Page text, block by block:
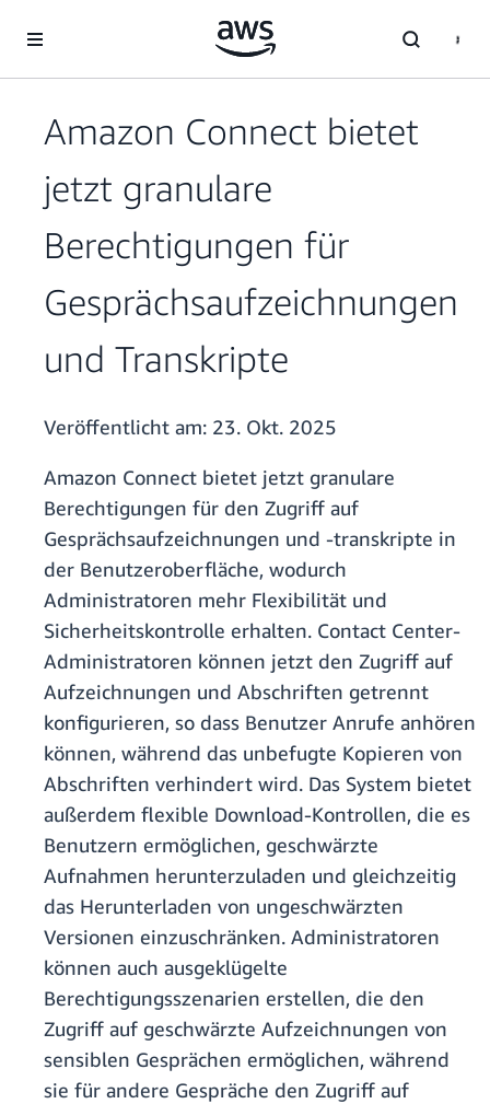
Überspringen zum Hauptinhalt
Amazon Connect bietet
jetzt granulare
Berechtigungen für
Gesprächsaufzeichnungen
und Transkripte
Veröffentlicht am: 23. Okt. 2025
Amazon Connect bietet jetzt granulare
Berechtigungen für den Zugriff auf
Gesprächsaufzeichnungen und -transkripte in
der Benutzeroberfläche, wodurch
Administratoren mehr Flexibilität und
Sicherheitskontrolle erhalten. Contact Center-
Administratoren können jetzt den Zugriff auf
Aufzeichnungen und Abschriften getrennt
konfigurieren, so dass Benutzer Anrufe anhören
können, während das unbefugte Kopieren von
Abschriften verhindert wird. Das System bietet
außerdem flexible Download-Kontrollen, die es
Benutzern ermöglichen, geschwärzte
Aufnahmen herunterzuladen und gleichzeitig
das Herunterladen von ungeschwärzten
Versionen einzuschränken. Administratoren
können auch ausgeklügelte
Berechtigungsszenarien erstellen, die den
Zugriff auf geschwärzte Aufzeichnungen von
sensiblen Gesprächen ermöglichen, während
sie für andere Gespräche den Zugriff auf